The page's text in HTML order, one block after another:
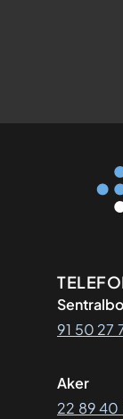
91 50 27
Aker
22 89